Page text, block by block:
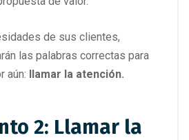
de sus clientes,
las palabras correctas para
aún: llamar la atención.
2: Llamar la